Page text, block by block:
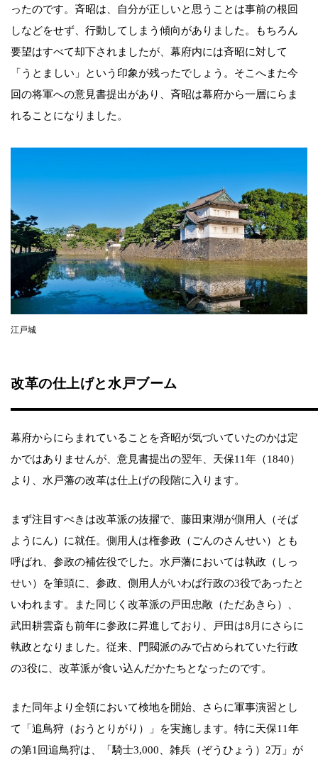
ったのです。斉昭は、自分が正しいと思うことは事前の根回
しなどをせず、行動してしまう傾向がありました。もちろん
要望はすべて却下されましたが、幕府内には斉昭に対して
「うとましい」という印象が残ったでしょう。そこへまた今
回の将軍への意見書提出があり、斉昭は幕府から一層にらま
れることになりました。
江戸城
改革の仕上げと水戸ブーム
幕府からにらまれていることを斉昭が気づいていたのかは定
かではありませんが、意見書提出の翌年、天保11年（1840）
より、水戸藩の改革は仕上げの段階に入ります。
まず注目すべきは改革派の抜擢で、藤田東湖が側用人（そば
ようにん）に就任。側用人は権参政（ごんのさんせい）とも
呼ばれ、参政の補佐役でした。水戸藩においては執政（しっ
せい）を筆頭に、参政、側用人がいわば行政の3役であったと
いわれます。また同じく改革派の戸田忠敞（ただあきら）、
武田耕雲斎も前年に参政に昇進しており、戸田は8月にさらに
執政となりました。従来、門閥派のみで占められていた行政
の3役に、改革派が食い込んだかたちとなったのです。
また同年より全領において検地を開始、さらに軍事演習とし
て「追鳥狩（おうとりがり）」を実施します。特に天保11年
の第1回追鳥狩は、「騎士3,000、雑兵（ぞうひょう）2万」が